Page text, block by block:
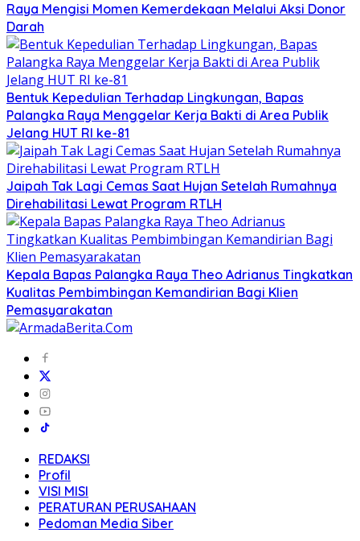
Raya Mengisi Momen Kemerdekaan Melalui Aksi Donor
Darah
Bentuk Kepedulian Terhadap Lingkungan, Bapas
Palangka Raya Menggelar Kerja Bakti di Area Publik
Jelang HUT RI ke-81
Jaipah Tak Lagi Cemas Saat Hujan Setelah Rumahnya
Direhabilitasi Lewat Program RTLH
Kepala Bapas Palangka Raya Theo Adrianus Tingkatkan
Kualitas Pembimbingan Kemandirian Bagi Klien
Pemasyarakatan
REDAKSI
Profil
VISI MISI
PERATURAN PERUSAHAAN
Pedoman Media Siber